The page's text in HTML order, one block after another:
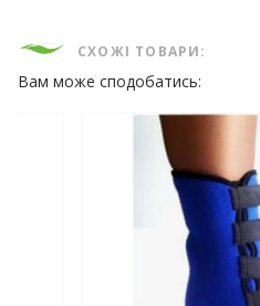
СХОЖІ ТОВАРИ:
Вам може сподобатись: